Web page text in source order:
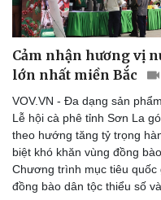
Du lịch
Tư vấn
Săn Tour
check-in
Cảm nhận hương vị
lớn nhất miền Bắc
VOV.VN - Đa dạng sản
Lễ hội cà phê tỉnh Sơn La
theo hướng tăng tỷ trọng
biệt khó khăn vùng đồng
Chương trình mục tiêu quốc
đồng bào dân tộc thiểu số